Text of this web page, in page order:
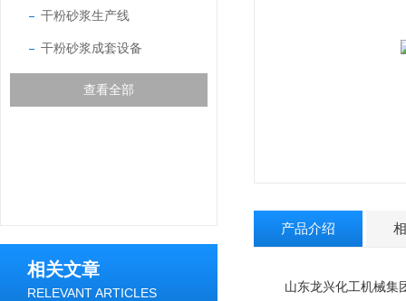
干粉砂浆生产线
干粉砂浆成套设备
查看全部
相关文章
RELEVANT ARTICLES
产品介绍
山东龙兴化工机械集团